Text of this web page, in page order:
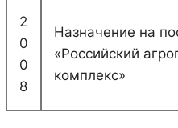
2
0
0
8
Назначение на
«Российский
комплекс»